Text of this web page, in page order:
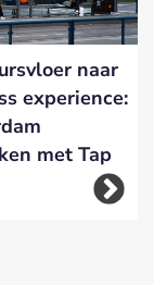
naar
experience:
met Tap